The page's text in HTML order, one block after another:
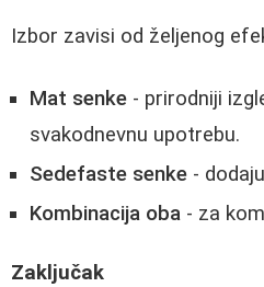
Izbor zavisi od željenog
Mat senke - prirodniji
svakodnevnu upotrebu.
Sedefaste senke -
Kombinacija oba - za
Zaključak